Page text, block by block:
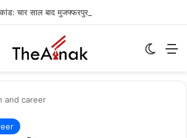
चार साल बाद मुजफ्फरपुर से मुख्य आरोपी गिरफ्तार
and career